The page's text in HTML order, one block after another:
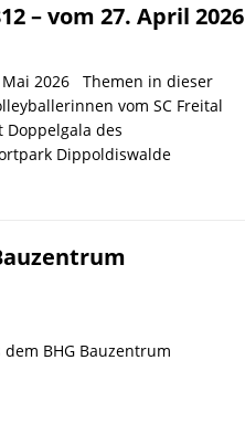
– vom 27. April 2026
2026 Themen in dieser
vom SC Freital
des
Dippoldiswalde
BHG Bauzentrum